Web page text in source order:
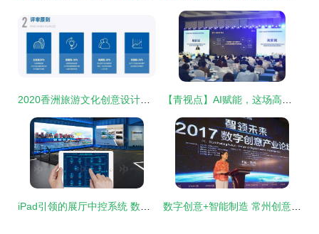
2020香洲旅游文化创意设计大赛 数字文化创意应用的创新之路 【青视点】AI赋能，这场高峰论坛种下怎样的“智慧树”？
iPad引领的展厅中控系统 数字文化创意的新纪元 数字创意+智能制造 常州创意产业“梦工厂”的转型升级之路